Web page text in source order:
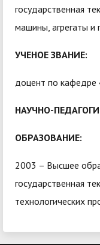
государственная
машины, агрегаты и
УЧЕНОЕ ЗВАНИЕ:
доцент по кафедре
НАУЧНО-
ОБРАЗОВАНИЕ:
2003 – Высшее
государственная
технологических